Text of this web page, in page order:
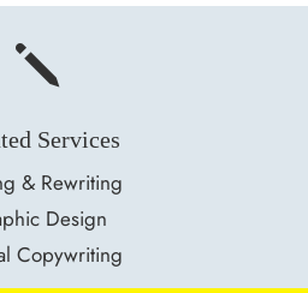
j
Services
& Rewriting
Design
Copywriting